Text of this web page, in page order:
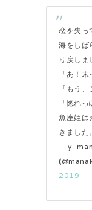
恋を失っ
海をしば
り戻しま
「あ！
「もう
「惚れ
魚座姫は
きました
—
2019